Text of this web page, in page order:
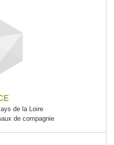
de la Loire
de compagnie